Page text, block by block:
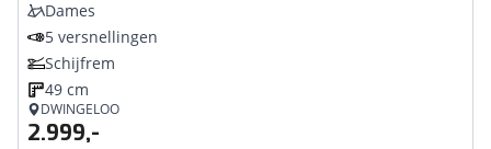
Dames
5 versnellingen
Schijfrem
49 cm
DWINGELOO
2.999,-